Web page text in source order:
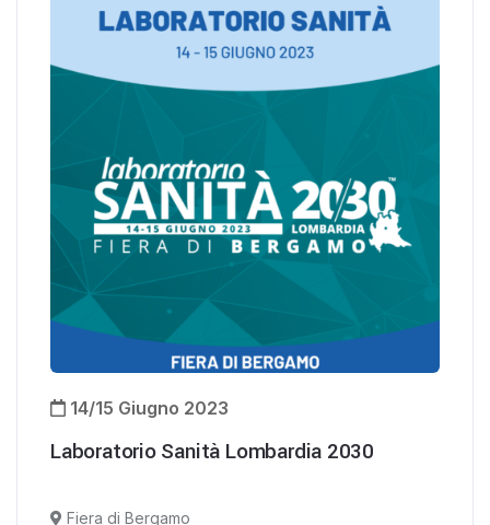
14/15 Giugno 2023
Laboratorio Sanità Lombardia 2030
Fiera di Bergamo